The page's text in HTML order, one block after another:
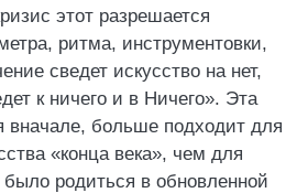
этот разрешается
ритма, инструментовки,
сведет искусство на нет,
к ничего и в Ничего». Эта
вначале, больше подходит для
«конца века», чем для
было родиться в обновленной